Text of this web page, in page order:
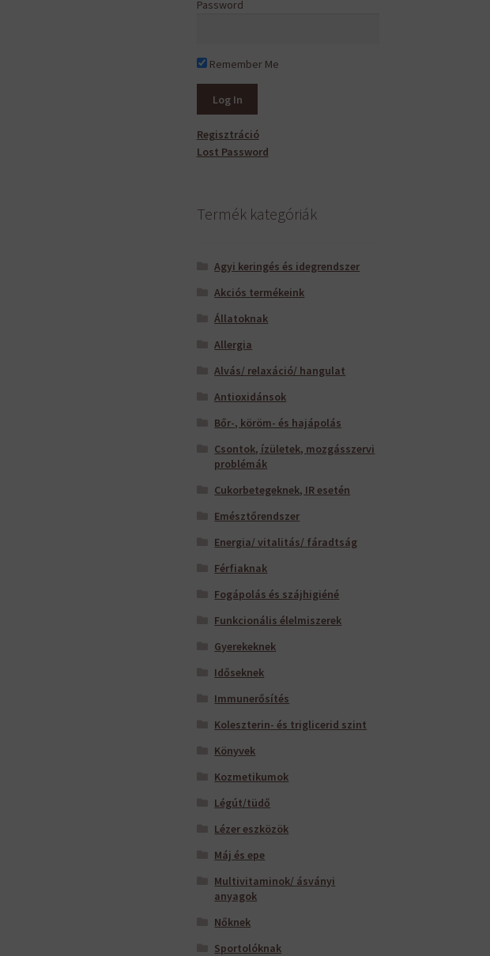
Password
Remember Me
Regisztráció
Lost Password
Termék kategóriák
Agyi keringés és idegrendszer
Akciós termékeink
Állatoknak
Allergia
Alvás/ relaxáció/ hangulat
Antioxidánsok
Bőr-, köröm- és hajápolás
Csontok, ízületek, mozgásszervi
problémák
Cukorbetegeknek, IR esetén
Emésztőrendszer
Energia/ vitalitás/ fáradtság
Férfiaknak
Fogápolás és szájhigiéné
Funkcionális élelmiszerek
Gyerekeknek
Időseknek
Immunerősítés
Koleszterin- és triglicerid szint
Könyvek
Kozmetikumok
Légút/tüdő
Lézer eszközök
Máj és epe
Multivitaminok/ ásványi
anyagok
Nőknek
Sportolóknak